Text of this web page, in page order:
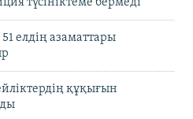
түсініктеме бермеді
елдің азаматтары
құқығын